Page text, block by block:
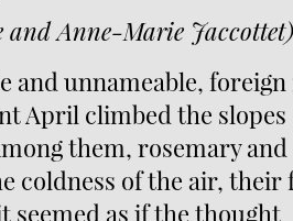
and Anne-Marie
and unnameable,
April climbed the slopes
them, rosemary
coldness of the air, their
seemed as if the thought